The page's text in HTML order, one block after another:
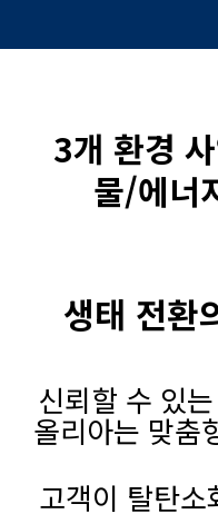
3개 환경
물/에너
생태 전환
신뢰할 수 있
올리아는 맞춤
고객이 탈탄